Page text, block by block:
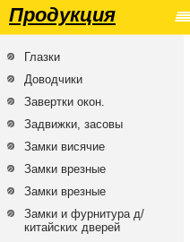
Продукция
Глазки
Доводчики
Завертки окон.
Задвижки, засовы
Замки висячие
Замки врезные
Замки врезные
Замки и фурнитура д/
китайских дверей